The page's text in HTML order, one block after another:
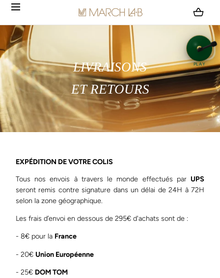
ALLER AU CONTENU
Chargement...
LIVRAISONS
ET RETOURS
EXPÉDITION DE VOTRE COLIS
Tous nos envois à travers le monde effectués par UPS
seront remis contre signature dans un délai de 24H à 72H
selon la zone géographique.
Les frais d’envoi en dessous de 295€ d'achats sont de :
- 8€ pour la France
- 20€ Union Européenne
- 25€ DOM TOM
PLAY